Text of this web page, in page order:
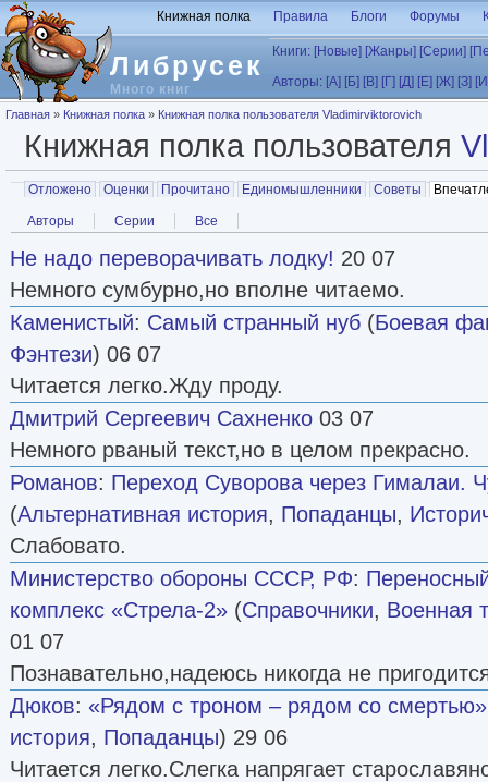
Перейти к основному содержанию
Либрусек
Много книг
Книжная полка Правила Блоги Форумы
Книги: [Новые] [Жанры] [Серии]
Авторы: [А] [Б] [В] [Г] [Д] [Е] [Ж] [З]
Вы здесь
Главная » Книжная полка » Книжная полка пользователя Vladimirviktorovich
Книжная полка пользователя
Главные вкладки
Отложено Оценки Прочитано Единомышленники Советы
Вторичные вкладки
Авторы Серии Все
Не надо переворачивать лодку! 20 07
Немного сумбурно,но вполне читаемо.
Каменистый: Самый странный нуб (Боевая
Фэнтези) 06 07
Читается легко.Жду проду.
Дмитрий Сергеевич Сахненко 03 07
Немного рваный текст,но в целом прекрасно.
Романов: Переход Суворова через Гималаи.
(Альтернативная история, Попаданцы,
Слабовато.
Министерство обороны СССР, РФ:
комплекс «Стрела-2» (Справочники, Военная
01 07
Познавательно,надеюсь никогда не
Дюков: «Рядом с троном – рядом со
история, Попаданцы) 29 06
Читается легко.Слегка напрягает